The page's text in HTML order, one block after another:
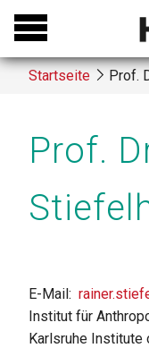
Direkt
zum
Inhalt
Startseite Prof.
Prof.
E-Mail
Institut für
Karlsruhe Institute